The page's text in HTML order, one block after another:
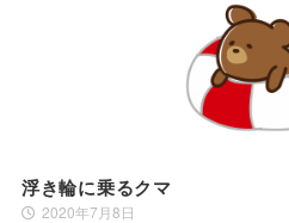
浮き輪に乗るクマ
2020年7月8日